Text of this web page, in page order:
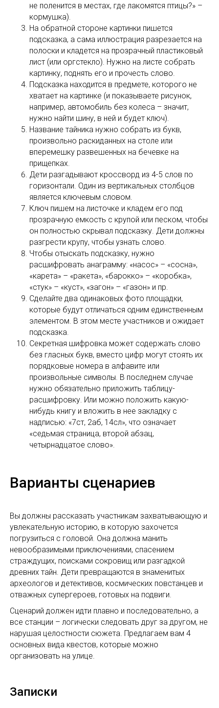
не поленится в местах, где лакомятся птицы?» –
кормушка).
На обратной стороне картинки пишется
подсказка, а сама иллюстрация разрезается на
полоски и кладется на прозрачный пластиковый
лист (или оргстекло). Нужно на листе собрать
картинку, поднять его и прочесть слово.
Подсказка находится в предмете, которого не
хватает на картинке (и показываете рисунок,
например, автомобиль без колеса – значит,
нужно найти шину, в ней и будет ключ).
Название тайника нужно собрать из букв,
произвольно раскиданных на столе или
вперемешку развешенных на бечевке на
прищепках.
Дети разгадывают кроссворд из 4-5 слов по
горизонтали. Один из вертикальных столбцов
является ключевым словом.
Ключ пишем на листочке и кладем его под
прозрачную емкость с крупой или песком, чтобы
он полностью скрывал подсказку. Дети должны
разгрести крупу, чтобы узнать слово.
Чтобы отыскать подсказку, нужно
расшифровать анаграмму: «насос» – «сосна»,
«карета» – «ракета», «барокко» – «коробка»,
«стук» – «куст», «загон» – «газон» и пр.
Сделайте два одинаковых фото площадки,
которые будут отличаться одним единственным
элементом. В этом месте участников и ожидает
подсказка.
Секретная шифровка может содержать слово
без гласных букв, вместо цифр могут стоять их
порядковые номера в алфавите или
произвольные символы. В последнем случае
нужно обязательно приложить таблицу-
расшифровку. Или можно положить какую-
нибудь книгу и вложить в нее закладку с
надписью: «7ст, 2аб, 14сл», что означает
«седьмая страница, второй абзац,
четырнадцатое слово».
Варианты сценариев
Вы должны рассказать участникам захватывающую и
увлекательную историю, в которую захочется
погрузиться с головой. Она должна манить
невообразимыми приключениями, спасением
страждущих, поисками сокровищ или разгадкой
древних тайн. Дети превращаются в знаменитых
археологов и детективов, космических повстанцев и
отважных супергероев, готовых на подвиги.
Сценарий должен идти плавно и последовательно, а
все станции – логически следовать друг за другом, не
нарушая целостности сюжета. Предлагаем вам 4
основных вида квестов, которые можно
организовать на улице.
Записки